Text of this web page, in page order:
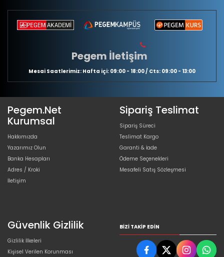
Pegem İletişim
Mesai Saatlerimiz: Hafta içi: 09:00 - 18:00 / Cts: 09:00 - 13:00
Pegem.Net
Kurumsal
Hakkımızda
Yazarımız Olun
Banka Hesapları
Adres / Kroki
İletişim
Sipariş Teslimat
Sipariş Süreci
Teslimat Kargo
Garanti & İade
Ödeme Seçenekleri
Mesafeli Satış Sözleşmesi
Güvenlik Gizlilik
Gizlilik İlkeleri
Kişisel Verilen Korunması
BIZI TAKIP EDIN